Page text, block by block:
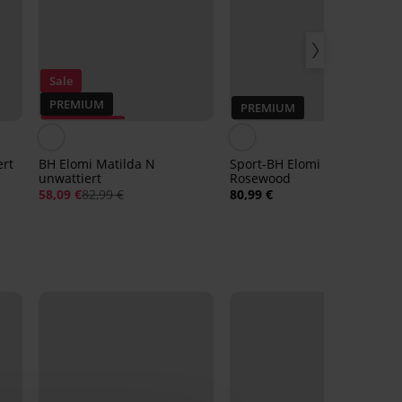
Sale
PREMIUM
BH Elomi Matilda N
unwattiert
58,09 €82,99 €
PREMIUM
Sport-BH Elomi Energise
Rosewood
80,99 €